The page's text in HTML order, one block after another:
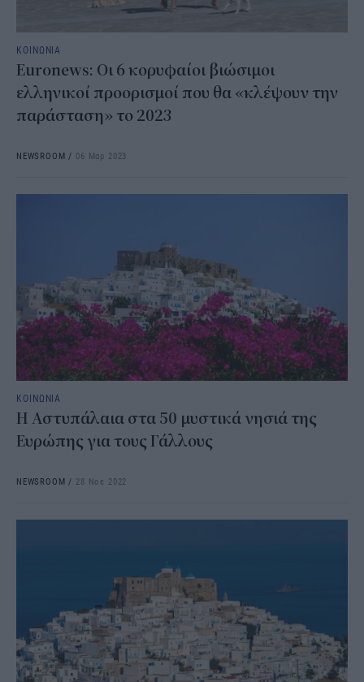
ΚΟΙΝΩΝΙΑ
Euronews: Οι 6 κορυφαίοι βιώσιμοι
ελληνικοί προορισμοί που θα «κλέψουν την
παράσταση» το 2023
NEWSROOM / 06 Μαρ 2023
ΚΟΙΝΩΝΙΑ
H Αστυπάλαια στα 50 μυστικά νησιά της
Ευρώπης για τους Γάλλους
NEWSROOM / 28 Νοε 2022